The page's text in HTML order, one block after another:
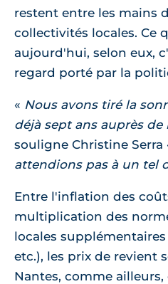
restent entre les mains
collectivités locales. Ce
aujourd'hui, selon eux,
regard porté par la
Nous avons tiré la
déjà sept ans auprès
souligne Christine Serra
attendions pas à un tel
Entre l'inflation des
multiplication des
locales
etc.), les prix de revient
Nantes, comme